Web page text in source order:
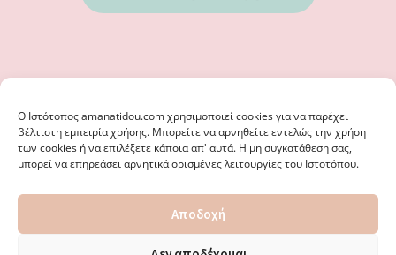
Ο Iστότοπος amanatidou.com χρησιμοποιεί cookies για να παρέχει
βέλτιστη εμπειρία χρήσης. Μπορείτε να αρνηθείτε εντελώς την χρήση
των cookies ή να επιλέξετε κάποια απ' αυτά. Η μη συγκατάθεση σας,
μπορεί να επηρεάσει αρνητικά ορισμένες λειτουργίες του Ιστοτόπου.
Αποδοχή
ΘΕΣΣΑΛΟΝΊΚΗ - ΕΙΔΙΚΌΣ ΣΤΗ ΓΝΩΣΤΙΚΉ ΣΥΜΠΕΡΙΦΟΡΙΚΉ
ΨΥΧΟΘΕΡΑΠΕΊΑ, ΜΕΤΑΜΟΡΦΏΣΕΩΣ 36 & ΚΟΤΥΏΡΩΝ 38, ΚΑΛΑΜΑΡΙΆ
ΘΕΣΣΑΛΟΝΊΚΗ · ΚΑΤΑΣΚΕΥΉ ΑΠΌWEBERIENCE